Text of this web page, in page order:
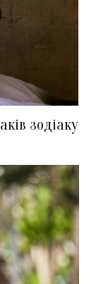
зодіаку